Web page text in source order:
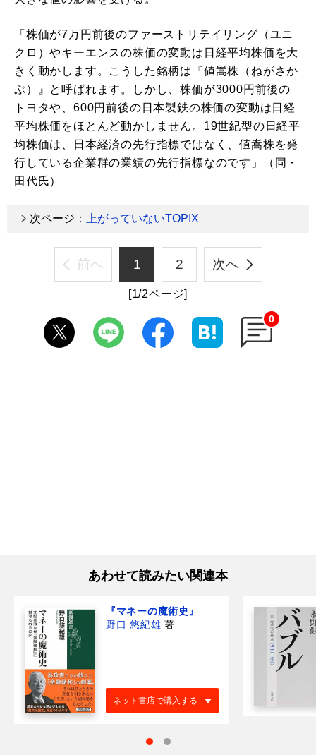
「株価が7万円前後のファーストリテイリング（ユニ
クロ）やキーエンスの株価の変動は日経平均株価を大
きく動かします。こうした銘柄は『値嵩株（ねがさか
ぶ）』と呼ばれます。しかし、株価が3000円前後の
トヨタや、600円前後の日本製鉄の株価の変動は日経
平均株価をほとんど動かしません。19世紀型の日経平
均株価は、日本経済の先行指標ではなく、値嵩株を発
行している企業群の業績の先行指標なのです」（同・
田代氏）
次ページ： 上がっていないTOPIX
前へ 1 2 次へ
[1/2ページ]
0
あわせて読みたい関連本
『マネーの魔術史』
野口 悠紀雄 著
ネット書店で購入する